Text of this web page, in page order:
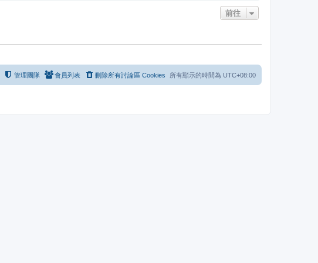
前往
所有顯示的時間為 UTC+08:00
刪除所有討論區 Cookies
會員列表
管理團隊